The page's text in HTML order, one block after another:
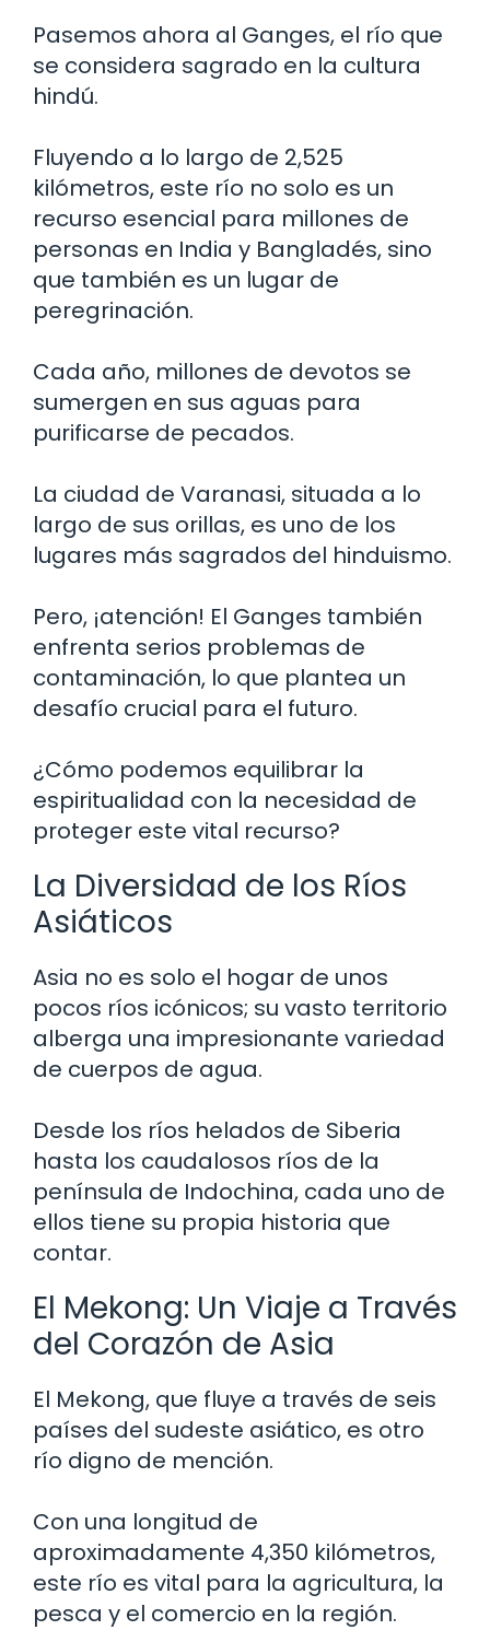
Pasemos ahora al Ganges, el río que
se considera sagrado en la cultura
hindú.
Fluyendo a lo largo de 2,525
kilómetros, este río no solo es un
recurso esencial para millones de
personas en India y Bangladés, sino
que también es un lugar de
peregrinación.
Cada año, millones de devotos se
sumergen en sus aguas para
purificarse de pecados.
La ciudad de Varanasi, situada a lo
largo de sus orillas, es uno de los
lugares más sagrados del hinduismo.
Pero, ¡atención! El Ganges también
enfrenta serios problemas de
contaminación, lo que plantea un
desafío crucial para el futuro.
¿Cómo podemos equilibrar la
espiritualidad con la necesidad de
proteger este vital recurso?
La Diversidad de los Ríos
Asiáticos
Asia no es solo el hogar de unos
pocos ríos icónicos; su vasto territorio
alberga una impresionante variedad
de cuerpos de agua.
Desde los ríos helados de Siberia
hasta los caudalosos ríos de la
península de Indochina, cada uno de
ellos tiene su propia historia que
contar.
El Mekong: Un Viaje a Través
del Corazón de Asia
El Mekong, que fluye a través de seis
países del sudeste asiático, es otro
río digno de mención.
Con una longitud de
aproximadamente 4,350 kilómetros,
este río es vital para la agricultura, la
pesca y el comercio en la región.